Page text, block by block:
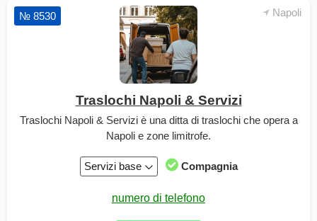
Napoli
№ 8530
Traslochi Napoli & Servizi
Traslochi Napoli & Servizi è una ditta di traslochi che opera a
Napoli e zone limitrofe.
Servizi base Compagnia